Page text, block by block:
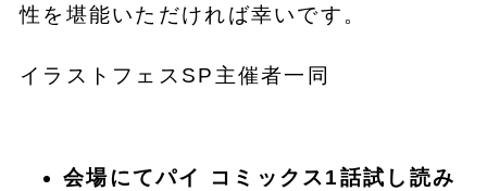
性を堪能いただければ幸いです。
イラストフェスSP主催者一同
会場にてパイ コミックス1話試し読み